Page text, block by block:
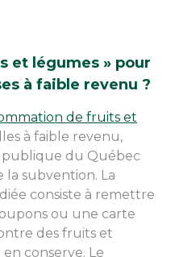
et légumes » pour
à faible revenu ?
de fruits et
à faible revenu,
publique du Québec
la subvention. La
consiste à remettre
ou une carte
des fruits et
conserve. Le